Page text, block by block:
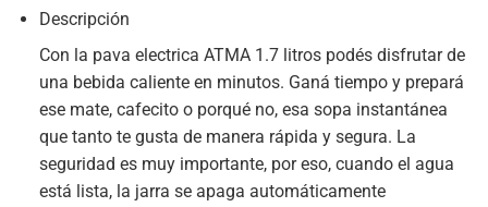
Descripción
Con la pava electrica ATMA 1.7 litros podés disfrutar de
una bebida caliente en minutos. Ganá tiempo y prepará
ese mate, cafecito o porqué no, esa sopa instantánea
que tanto te gusta de manera rápida y segura. La
seguridad es muy importante, por eso, cuando el agua
está lista, la jarra se apaga automáticamente